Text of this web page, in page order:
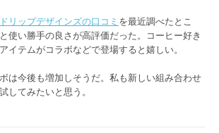
リップデザインズの口コミ を最近調べたとこ
使い勝手の良さが高評価だった。コーヒー好き
イテムがコラボなどで登場すると嬉しい。
は今後も増加しそうだ。私も新しい組み合わせ
してみたいと思う。